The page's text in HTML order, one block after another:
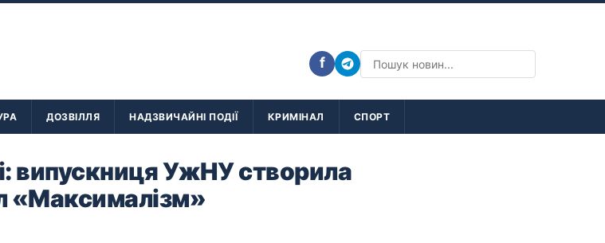
f
ДОЗВІЛЛЯ НАДЗВИЧАЙНІ ПОДІЇ КРИМІНАЛ СПОРТ
випускниця УжНУ створила
«Максималізм»